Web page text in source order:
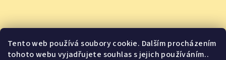
Tento web používá soubory cookie. Dalším procházením
tohoto webu vyjadřujete souhlas s jejich používáním..